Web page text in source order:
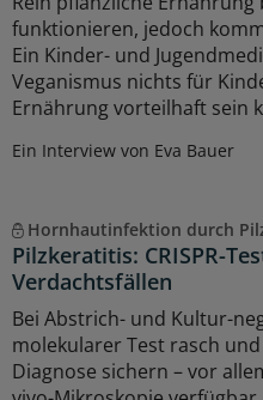
funktionieren, jedoch
Ein Kinder- und
Veganismus nichts für
Ernährung vorteilhaft sein
Ein Interview von Eva Bauer
Hornhautinfektion durch
Pilzkeratitis: CRISPR-
Verdachtsfällen
Bei Abstrich- und Kultur-
molekularer Test rasch
Diagnose sichern – vor